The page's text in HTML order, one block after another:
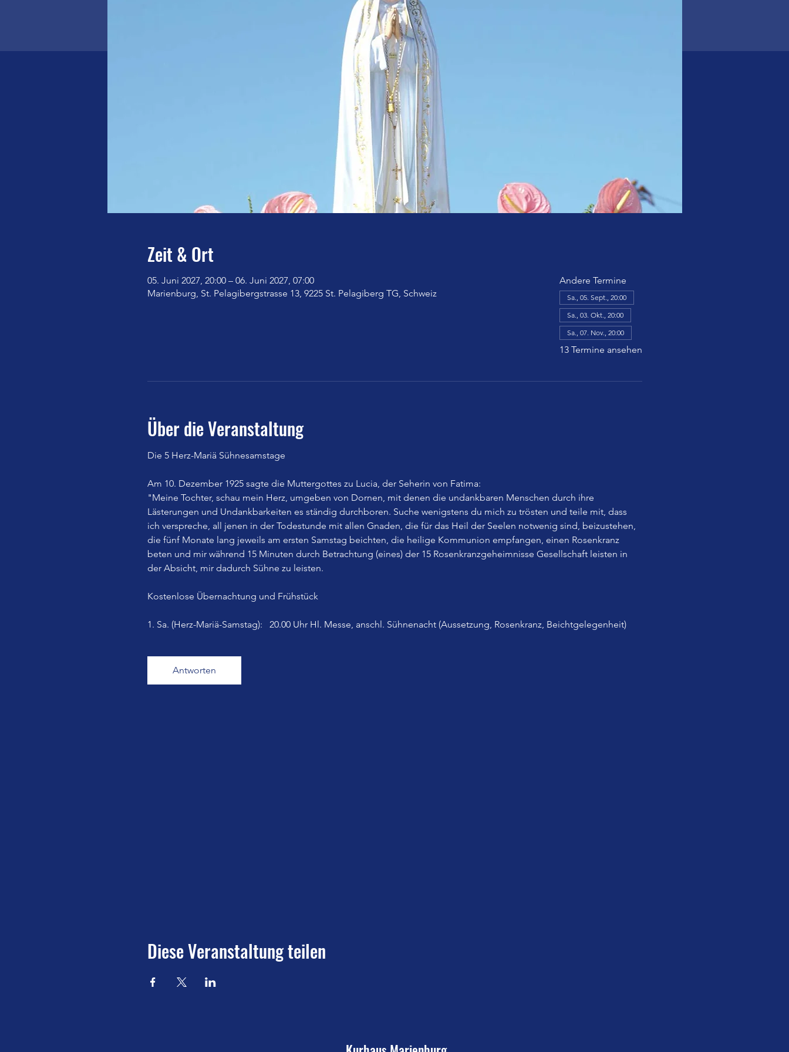
Zeit & Ort
05. Juni 2027, 20:00 – 06. Juni 2027, 07:00
Marienburg, St. Pelagibergstrasse 13, 9225 St. Pelagiberg TG, Schweiz
Andere Termine
Sa., 05. Sept., 20:00
Sa., 03. Okt., 20:00
Sa., 07. Nov., 20:00
13 Termine ansehen
Über die Veranstaltung
Die 5 Herz-Mariä Sühnesamstage
Am 10. Dezember 1925 sagte die Muttergottes zu Lucia, der Seherin von Fatima:
"Meine Tochter, schau mein Herz, umgeben von Dornen, mit denen die undankbaren Menschen durch ihre
Lästerungen und Undankbarkeiten es ständig durchboren. Suche wenigstens du mich zu trösten und teile mit, dass
ich verspreche, all jenen in der Todestunde mit allen Gnaden, die für das Heil der Seelen notwenig sind, beizustehen,
die fünf Monate lang jeweils am ersten Samstag beichten, die heilige Kommunion empfangen, einen Rosenkranz
beten und mir während 15 Minuten durch Betrachtung (eines) der 15 Rosenkranzgeheimnisse Gesellschaft leisten in
der Absicht, mir dadurch Sühne zu leisten.
Kostenlose Übernachtung und Frühstück
1. Sa. (Herz-Mariä-Samstag):   20.00 Uhr Hl. Messe, anschl. Sühnenacht (Aussetzung, Rosenkranz, Beichtgelegenheit)
Antworten
Diese Veranstaltung teilen